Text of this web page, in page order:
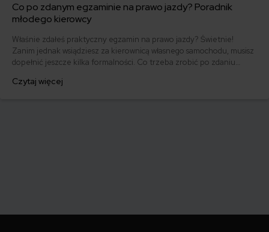
Co po zdanym egzaminie na prawo jazdy? Poradnik
młodego kierowcy
Właśnie zdałeś praktyczny egzamin na prawo jazdy? Świetnie!
Zanim jednak wsiądziesz za kierownicą własnego samochodu, musisz
dopełnić jeszcze kilka formalności. Co trzeba zrobić po zdaniu
którym szybko załatwisz sprawy urzędowe i będziesz mógł prowadzić
Czytaj więcej